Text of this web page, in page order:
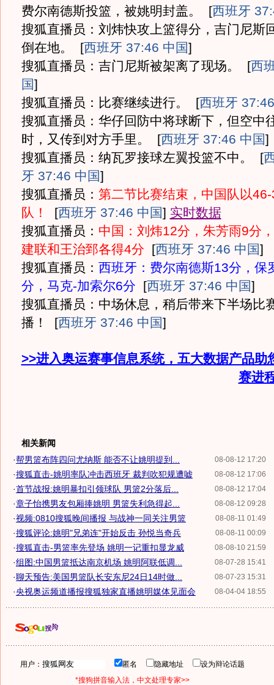
费尔南德斯投篮，被姚明封盖。 [西班牙
搜狐直播员：刘炜快攻上篮得分，吉门尼斯
倒在地。
[西班牙 37:46 中国]
搜狐直播员：吉门尼斯被架离了现场。
[西
国]
搜狐直播员：比赛继续进行。
[西班牙
搜狐直播员：华仔回防中将球断下，但空中
时，又传到对方手里。
[西班牙 37:46 中国]
搜狐直播员：纳瓦罗接球左翼投篮不中。
[
牙 37:46 中国]
搜狐直播员： 第二节比赛结束，中国队以
队！
[西班牙 37:46 中国] 实时数据
搜狐直播员： 中国：刘炜12分，朱芳雨9分
建联和王治郅各得4分 [西班牙 37:46 中国]
搜狐直播员： 西班牙：费尔南德斯13分，保
分，马克-加索尔6分 [西班牙 37:46 中国]
搜狐直播员：中场休息，稍后带来下半场比
播！
[西班牙 37:46 中国]
>>进入奥运赛事信息系统，五大数据产品助
赛进
相关新闻
08-08-12 17:20
·帮男篮布阵四问尤纳斯 能否不让姚明提到...
08-08-12 17:06
·搜狐直击-姚明率队冲击西班牙 裁判吹犯规遭嘘
08-08-12 17:04
·首节战报:姚明暴扣引领球队 男篮2分落后...
08-08-12 09:28
·章子怡携男友包厢捧姚明 男篮失利急得起...
08-08-11 01:49
·视频:0810搜狐晚间播报 与战神一同关注男篮
08-08-11 00:09
·搜狐评论:姚明"兄弟连"开始反击 孙悦当奇兵
08-08-10 21:59
·搜狐直击-男篮率先登场 姚明一记重扣显龙威
08-07-28 15:41
·组图:中国男篮抵达南京机场 姚明阿联低调...
08-07-23 15:31
·聊天预告:美国男篮队长安东尼24日14时做...
08-04-04 18:55
·央视奥运频道播报搜狐独家直播姚明媒体见面会
用户： 匿名 隐藏地址
设为辩论话题
*搜狗拼音输入法，中文处理专家>>